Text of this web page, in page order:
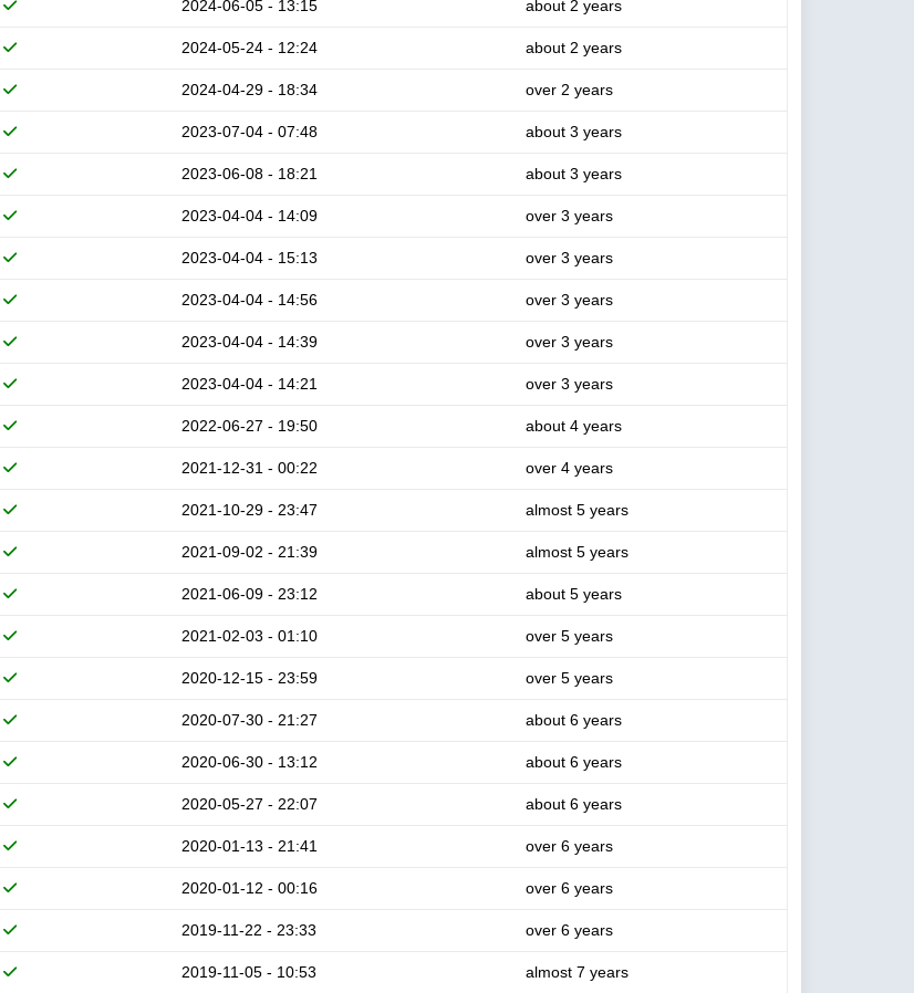
2024-06-05 - 13:15 about 2 years
2024-05-24 - 12:24 about 2 years
2024-04-29 - 18:34 over 2 years
2023-07-04 - 07:48 about 3 years
2023-06-08 - 18:21 about 3 years
2023-04-04 - 14:09 over 3 years
2023-04-04 - 15:13 over 3 years
2023-04-04 - 14:56 over 3 years
2023-04-04 - 14:39 over 3 years
2023-04-04 - 14:21 over 3 years
2022-06-27 - 19:50 about 4 years
2021-12-31 - 00:22 over 4 years
2021-10-29 - 23:47 almost 5 years
2021-09-02 - 21:39 almost 5 years
2021-06-09 - 23:12 about 5 years
2021-02-03 - 01:10 over 5 years
2020-12-15 - 23:59 over 5 years
2020-07-30 - 21:27 about 6 years
2020-06-30 - 13:12 about 6 years
2020-05-27 - 22:07 about 6 years
2020-01-13 - 21:41 over 6 years
2020-01-12 - 00:16 over 6 years
2019-11-22 - 23:33 over 6 years
2019-11-05 - 10:53 almost 7 years